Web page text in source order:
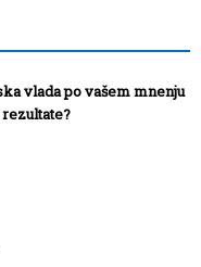
vlada po vašem mnenju